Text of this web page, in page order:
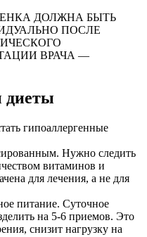
ДОЛЖНА БЫТЬ
ПОСЛЕ
ВРАЧА —
диеты
гипоаллергенные
Нужно следить
витаминов и
для лечения, а не для
питание. Суточное
на 5-6 приемов. Это
снизит нагрузку на